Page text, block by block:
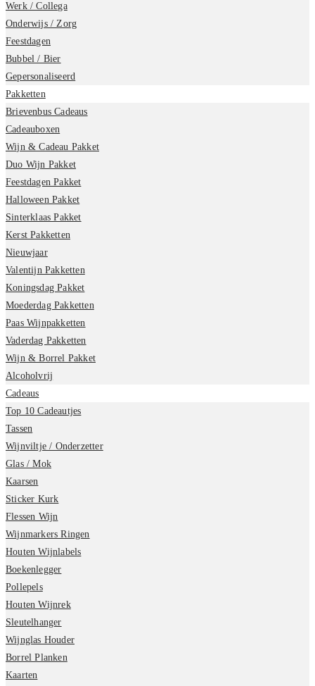
Werk / Collega
Onderwijs / Zorg
Feestdagen
Bubbel / Bier
Gepersonaliseerd
Pakketten
Brievenbus Cadeaus
Cadeauboxen
Wijn & Cadeau Pakket
Duo Wijn Pakket
Feestdagen Pakket
Halloween Pakket
Sinterklaas Pakket
Kerst Pakketten
Nieuwjaar
Valentijn Pakketten
Koningsdag Pakket
Moederdag Pakketten
Paas Wijnpakketten
Vaderdag Pakketten
Wijn & Borrel Pakket
Alcoholvrij
Cadeaus
Top 10 Cadeautjes
Tassen
Wijnviltje / Onderzetter
Glas / Mok
Kaarsen
Sticker Kurk
Flessen Wijn
Wijnmarkers Ringen
Houten Wijnlabels
Boekenlegger
Pollepels
Houten Wijnrek
Sleutelhanger
Wijnglas Houder
Borrel Planken
Kaarten